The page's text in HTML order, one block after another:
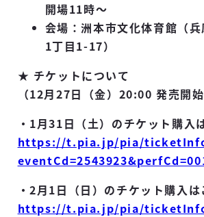
開場11時～
会場：洲本市文化体育館（
1丁目1-17）
★ チケットについて
（12月27日（金）20:00 発売開始
・1月31日（土）のチケット購入
https://t.pia.jp/pia/
・2月1日（日）のチケット購入は
https://t.pia.jp/pia/